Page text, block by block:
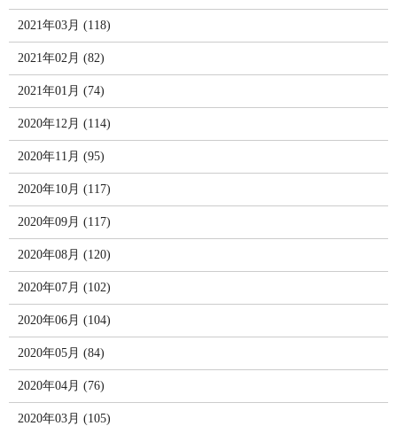
2021年03月 (118)
2021年02月 (82)
2021年01月 (74)
2020年12月 (114)
2020年11月 (95)
2020年10月 (117)
2020年09月 (117)
2020年08月 (120)
2020年07月 (102)
2020年06月 (104)
2020年05月 (84)
2020年04月 (76)
2020年03月 (105)